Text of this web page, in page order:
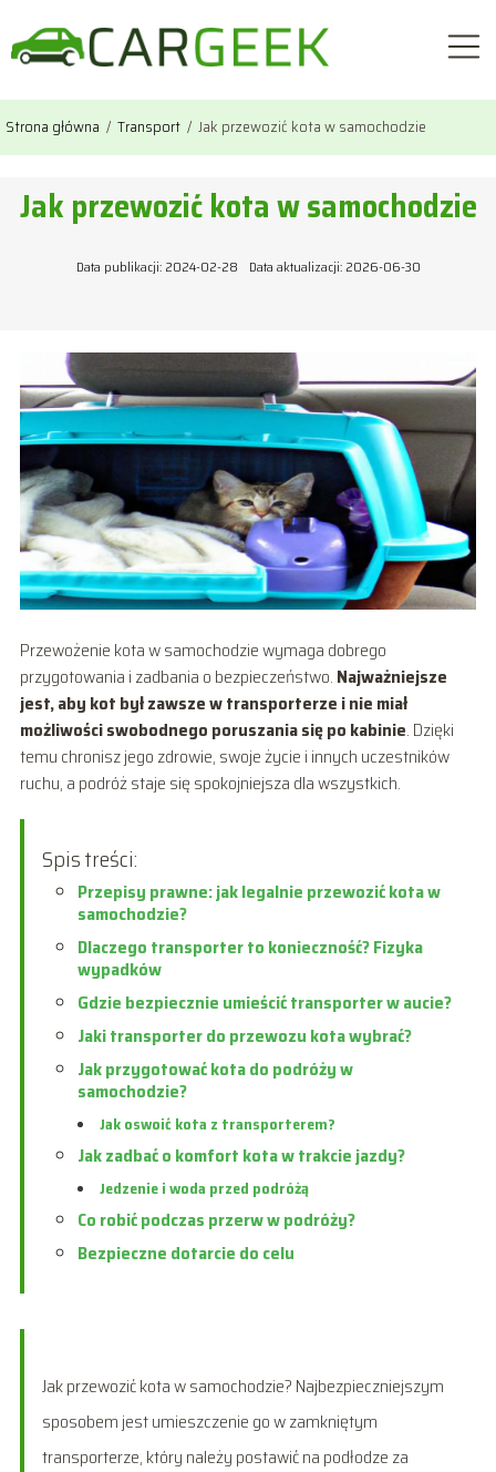
Strona główna / Transport / Jak przewozić kota w samochodzie
Jak przewozić kota w samochodzie
Data publikacji: 2024-02-28 Data aktualizacji: 2026-06-30
Przewożenie kota w samochodzie wymaga dobrego
przygotowania i zadbania o bezpieczeństwo. Najważniejsze
jest, aby kot był zawsze w transporterze i nie miał
możliwości swobodnego poruszania się po kabinie. Dzięki
temu chronisz jego zdrowie, swoje życie i innych uczestników
ruchu, a podróż staje się spokojniejsza dla wszystkich.
Spis treści:
Przepisy prawne: jak legalnie przewozić kota w
samochodzie?
Dlaczego transporter to konieczność? Fizyka
wypadków
Gdzie bezpiecznie umieścić transporter w aucie?
Jaki transporter do przewozu kota wybrać?
Jak przygotować kota do podróży w
samochodzie?
Jak oswoić kota z transporterem?
Jak zadbać o komfort kota w trakcie jazdy?
Jedzenie i woda przed podróżą
Co robić podczas przerw w podróży?
Bezpieczne dotarcie do celu
Jak przewozić kota w samochodzie? Najbezpieczniejszym
sposobem jest umieszczenie go w zamkniętym
transporterze, który należy postawić na podłodze za